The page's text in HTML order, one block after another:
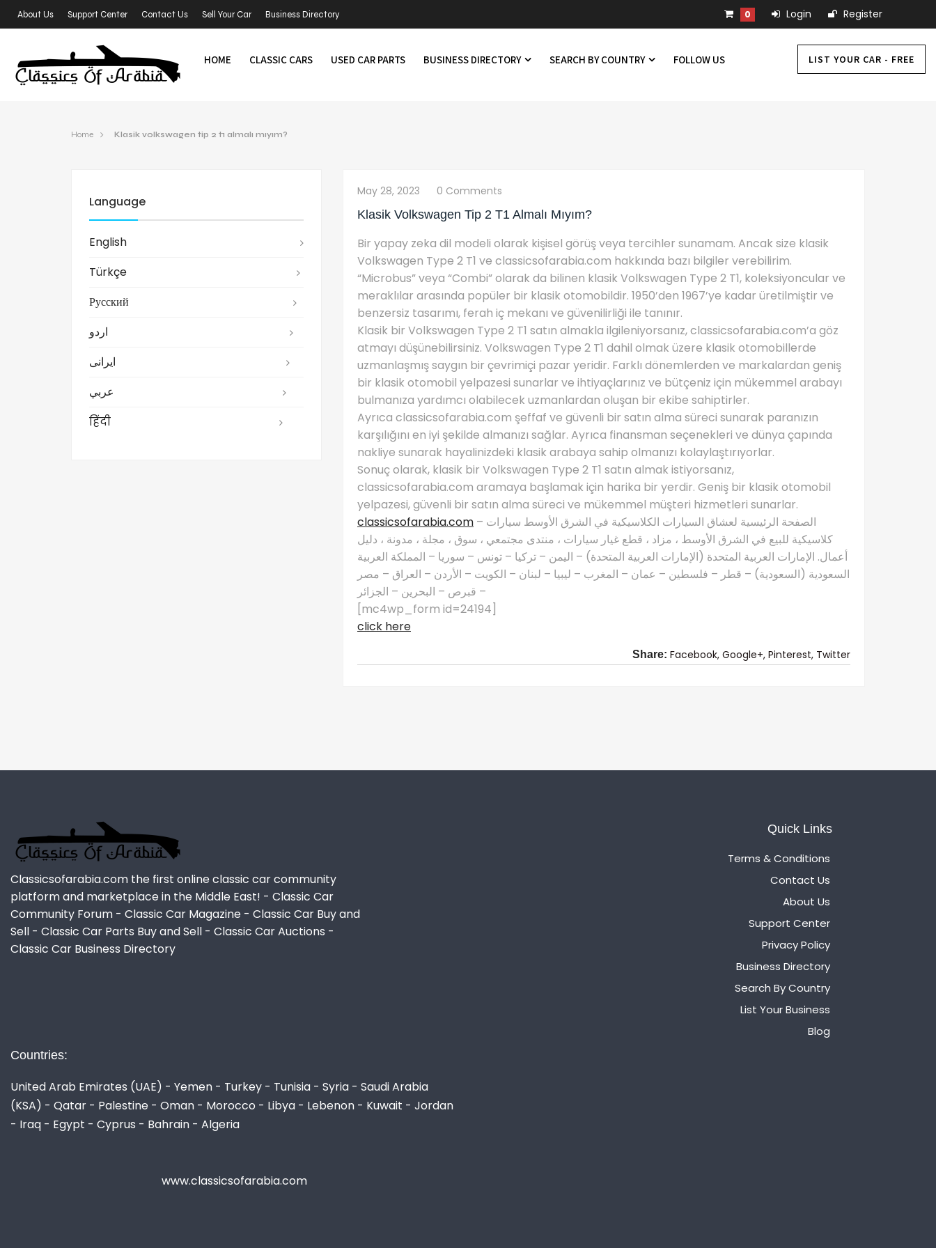
About Us Support Center Contact Us Sell Your Car Business Directory 0 Login Register
HOME CLASSIC CARS USED CAR PARTS BUSINESS DIRECTORY SEARCH BY COUNTRY FOLLOW US LIST YOUR CAR - FREE
Home Klasik volkswagen tip 2 t1 almalı mıyım?
Language
English
Türkçe
Русский
اردو
ایرانی
عربي
हिंदी
May 28, 2023
0 Comments
Klasik Volkswagen Tip 2 T1 Almalı Mıyım?
Bir yapay zeka dil modeli olarak kişisel görüş veya tercihler sunamam. Ancak size klasik
Volkswagen Type 2 T1 ve classicsofarabia.com hakkında bazı bilgiler verebilirim.
“Microbus” veya “Combi” olarak da bilinen klasik Volkswagen Type 2 T1, koleksiyoncular ve
meraklılar arasında popüler bir klasik otomobildir. 1950’den 1967’ye kadar üretilmiştir ve
benzersiz tasarımı, ferah iç mekanı ve güvenilirliği ile tanınır.
Klasik bir Volkswagen Type 2 T1 satın almakla ilgileniyorsanız, classicsofarabia.com’a göz
atmayı düşünebilirsiniz. Volkswagen Type 2 T1 dahil olmak üzere klasik otomobillerde
uzmanlaşmış saygın bir çevrimiçi pazar yeridir. Farklı dönemlerden ve markalardan geniş
bir klasik otomobil yelpazesi sunarlar ve ihtiyaçlarınız ve bütçeniz için mükemmel arabayı
bulmanıza yardımcı olabilecek uzmanlardan oluşan bir ekibe sahiptirler.
Ayrıca classicsofarabia.com şeffaf ve güvenli bir satın alma süreci sunarak paranızın
karşılığını en iyi şekilde almanızı sağlar. Ayrıca finansman seçenekleri ve dünya çapında
nakliye sunarak hayalinizdeki klasik arabaya sahip olmanızı kolaylaştırıyorlar.
Sonuç olarak, klasik bir Volkswagen Type 2 T1 satın almak istiyorsanız,
classicsofarabia.com aramaya başlamak için harika bir yerdir. Geniş bir klasik otomobil
yelpazesi, güvenli bir satın alma süreci ve mükemmel müşteri hizmetleri sunarlar.
classicsofarabia.com – الصفحة الرئيسية لعشاق السيارات الكلاسيكية في الشرق الأوسط سيارات
كلاسيكية للبيع في الشرق الأوسط ، مزاد ، قطع غيار سيارات ، منتدى مجتمعي ، سوق ، مجلة ، مدونة ، دليل
أعمال. الإمارات العربية المتحدة (الإمارات العربية المتحدة) – اليمن – تركيا – تونس – سوريا – المملكة العربية
السعودية (السعودية) – قطر – فلسطين – عمان – المغرب – ليبيا – لبنان – الكويت – الأردن – العراق – مصر
– قبرص – البحرين – الجزائر
[mc4wp_form id=24194]
click here
Share: Facebook, Google+, Pinterest, Twitter
Classicsofarabia.com the first online classic car community
platform and marketplace in the Middle East! - Classic Car
Community Forum - Classic Car Magazine - Classic Car Buy and
Sell - Classic Car Parts Buy and Sell - Classic Car Auctions -
Classic Car Business Directory
Quick Links
Terms & Conditions
Contact Us
About Us
Support Center
Privacy Policy
Business Directory
Search By Country
List Your Business
Blog
Countries:
United Arab Emirates (UAE) - Yemen - Turkey - Tunisia - Syria - Saudi Arabia
(KSA) - Qatar - Palestine - Oman - Morocco - Libya - Lebenon - Kuwait - Jordan
- Iraq - Egypt - Cyprus - Bahrain - Algeria
www.classicsofarabia.com